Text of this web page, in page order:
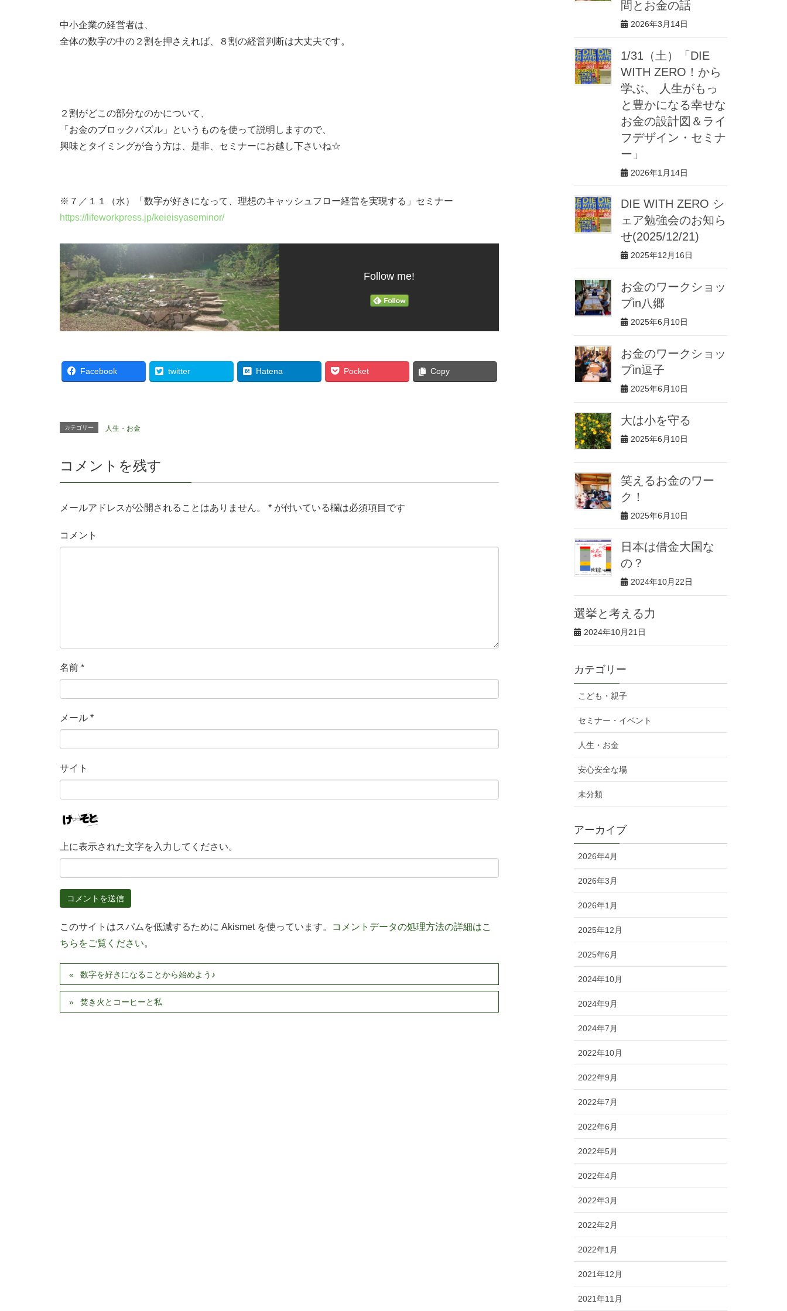
中小企業の経営者は、
全体の数字の中の２割を押さえれば、８割の経営判断は大丈夫です。
２割がどこの部分なのかについて、
「お金のブロックパズル」というものを使って説明しますので、
興味とタイミングが合う方は、是非、セミナーにお越し下さいね☆
※７／１１（水）「数字が好きになって、理想のキャッシュフロー経営を実現する」セミナー
https://lifeworkpress.jp/keieisyaseminor/
Follow me!
Facebook twitter Hatena Pocket Copy
カテゴリー 人生・お金
コメントを残す
メールアドレスが公開されることはありません。 * が付いている欄は必須項目です
コメント
名前 *
メール *
サイト
上に表示された文字を入力してください。
このサイトはスパムを低減するために Akismet を使っています。
コメントデータの処理方法の詳細はこ
ちらをご覧ください。
数字を好きになることから始めよう♪
焚き火とコーヒーと私
間とお金の話
2026年3月14日
1/31（土）「DIE
WITH ZERO！から
学ぶ、 人生がもっ
と豊かになる幸せな
お金の設計図＆ライ
フデザイン・セミナ
ー」
2026年1月14日
DIE WITH ZERO シ
ェア勉強会のお知ら
せ(2025/12/21)
2025年12月16日
お金のワークショッ
プin八郷
2025年6月10日
お金のワークショッ
プin逗子
2025年6月10日
大は小を守る
2025年6月10日
笑えるお金のワー
ク！
2025年6月10日
日本は借金大国な
の？
2024年10月22日
選挙と考える力
2024年10月21日
カテゴリー
こども・親子
セミナー・イベント
人生・お金
安心安全な場
未分類
アーカイブ
2026年4月
2026年3月
2026年1月
2025年12月
2025年6月
2024年10月
2024年9月
2024年7月
2022年10月
2022年9月
2022年7月
2022年6月
2022年5月
2022年4月
2022年3月
2022年2月
2022年1月
2021年12月
2021年11月